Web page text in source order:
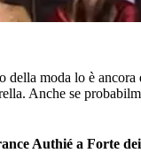
della moda lo è
Anche se
Authié a Forte